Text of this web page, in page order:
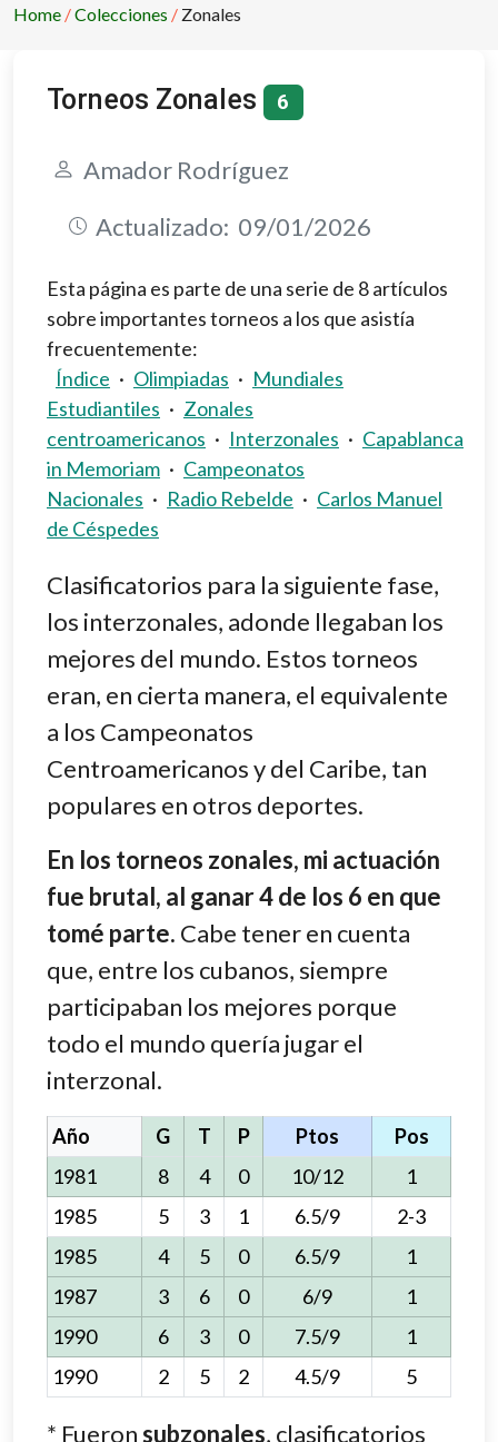
Home Colecciones Zonales
Torneos Zonales 6
Amador Rodríguez
Actualizado: 09/01/2026
Esta página es parte de una serie de 8 artículos
sobre importantes torneos a los que asistía
frecuentemente:
Índice · Olimpiadas · Mundiales
Estudiantiles · Zonales
centroamericanos · Interzonales · Capablanca
in Memoriam · Campeonatos
Nacionales · Radio Rebelde · Carlos Manuel
de Céspedes
Clasificatorios para la siguiente fase,
los interzonales, adonde llegaban los
mejores del mundo. Estos torneos
eran, en cierta manera, el equivalente
a los Campeonatos
Centroamericanos y del Caribe, tan
populares en otros deportes.
En los torneos zonales, mi actuación
fue brutal, al ganar 4 de los 6 en que
tomé parte. Cabe tener en cuenta
que, entre los cubanos, siempre
participaban los mejores porque
todo el mundo quería jugar el
interzonal.
Año G T P Ptos
Pos
1981
8 4 0 10/12
1
1985
5 3 1 6.5/9
2-3
1985
4 5 0 6.5/9
1
1987
3 6 0 6/9
1
1990
6 3 0 7.5/9
1
1990
2 5 2 4.5/9 5
* Fueronsubzonales, clasificatorios